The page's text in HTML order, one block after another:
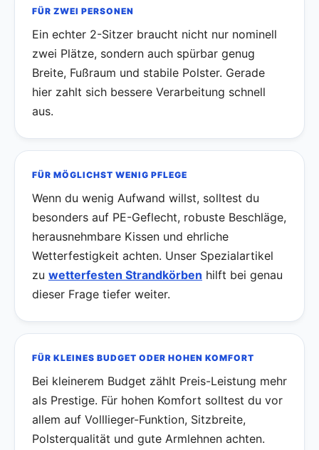
FÜR ZWEI PERSONEN
Ein echter 2-Sitzer braucht nicht nur nominell
zwei Plätze, sondern auch spürbar genug
Breite, Fußraum und stabile Polster. Gerade
hier zahlt sich bessere Verarbeitung schnell
aus.
FÜR MÖGLICHST WENIG PFLEGE
Wenn du wenig Aufwand willst, solltest du
besonders auf PE-Geflecht, robuste Beschläge,
herausnehmbare Kissen und ehrliche
Wetterfestigkeit achten. Unser Spezialartikel
zu wetterfesten Strandkörben hilft bei genau
dieser Frage tiefer weiter.
FÜR KLEINES BUDGET ODER HOHEN KOMFORT
Bei kleinerem Budget zählt Preis-Leistung mehr
als Prestige. Für hohen Komfort solltest du vor
allem auf Volllieger-Funktion, Sitzbreite,
Polsterqualität und gute Armlehnen achten.